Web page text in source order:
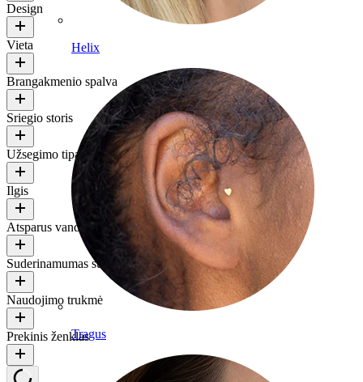
Helix
Tragus
Design
Vieta
Brangakmenio spalva
Sriegio storis
Užsegimo tipas
Ilgis
Atsparus vandeniui
Suderinamumas su oda
Naudojimo trukmė
Prekinis ženklas